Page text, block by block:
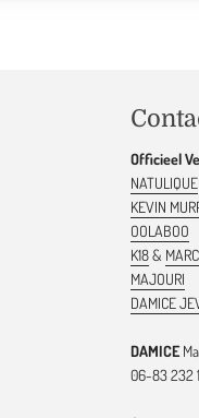
Officieel
NATULIQUE
KEVIN
OOLABOO
K18&
MAJOURI
DAMICE
DAMICE
06-83 232